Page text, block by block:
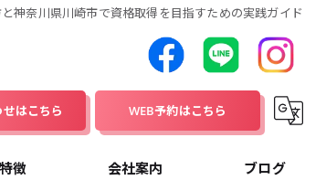
神奈川県川崎市で資格取得を目指すための実践ガイド
はこちら WEB予約はこちら
徴 会社案内 ブログ